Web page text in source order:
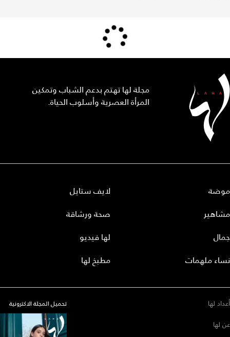
مجلة لها تهتم بدعم الشباب وتمكين
المرأة العصرية وأسلوب الحياة.
موضة
مشاهير
جمال
نساء ملهمات
لايف ستايل
صحة ورشاقة
لها فيديو
مطبخ لها
أعداد لها
عن لها
تحميل المجلة الاكترونية